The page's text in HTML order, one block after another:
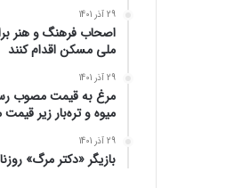
29 آذر 1401
اصحاب فرهنگ و هنر
ملی مسکن اقدام کنند
29 آذر 1401
مرغ به قیمت مصوب
میوه و تره‌بار زیر
29 آذر 1401
بازیگر «دکتر مرگ»